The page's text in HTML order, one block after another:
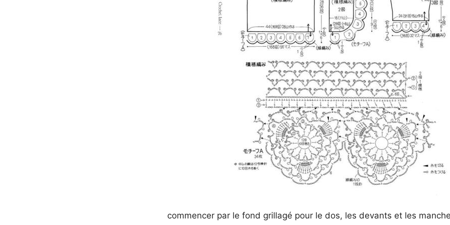
commencer par le fond grillagé pour le dos, les devants et les